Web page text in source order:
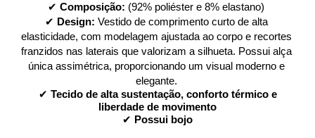
✔ Composição: (92% poliéster e 8% elastano)
✔ Design: Vestido de comprimento curto de alta
elasticidade, com modelagem ajustada ao corpo e recortes
franzidos nas laterais que valorizam a silhueta. Possui alça
única assimétrica, proporcionando um visual moderno e
elegante.
✔ Tecido de alta sustentação, conforto térmico e
liberdade de movimento
✔ Possui bojo